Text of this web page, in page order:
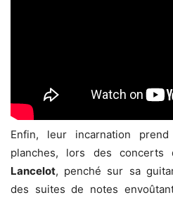
Enfin, leur incarnation
planches, lors des
Lancelot, penché sur sa
des suites de notes